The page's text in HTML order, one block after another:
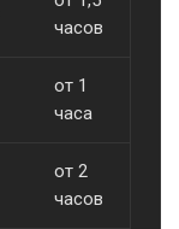
часов
от 1
часа
от 2
часов